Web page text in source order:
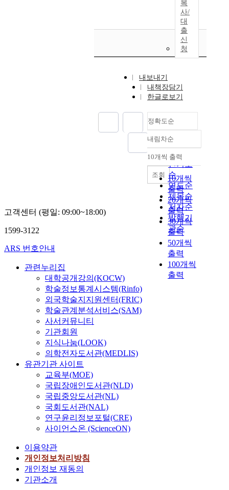
복
사/
대
출
신
청
내보내기
내책장담기
한글로보기
정확도순
정확도
순
인기도
순
연도순
제목순
저자순
발행기
관순
내림차순
내림차순
10개씩 출력
10개씩
출력
20개씩
출력
30개씩
출력
50개씩
출력
100개씩
출력
조회
고객센터 (평일: 09:00~18:00)
1599-3122
ARS 번호안내
관련누리집
대학공개강의(KOCW)
학술정보통계시스템(Rinfo)
외국학술지지원센터(FRIC)
학술관계분석서비스(SAM)
사서커뮤니티
기관회원
지식나눔(LOOK)
의학전자도서관(MEDLIS)
유관기관 사이트
교육부(MOE)
국립장애인도서관(NLD)
국립중앙도서관(NL)
국회도서관(NAL)
연구윤리정보포털(CRE)
사이언스온 (ScienceON)
이용약관
개인정보처리방침
개인정보 재동의
기관소개